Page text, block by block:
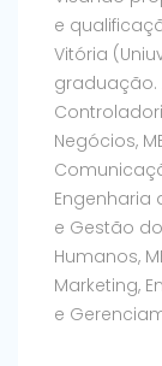
e
Vitória
graduação.
Negócios,
Engenharia
e Gestão
Humanos,
Marketing,
e